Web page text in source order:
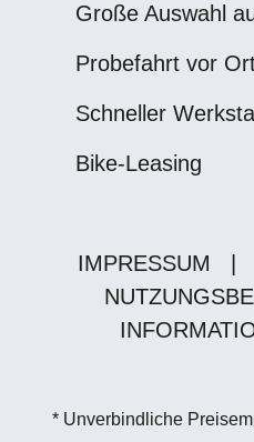
Große Auswahl
Probefahrt vor
Schneller
Bike-Leasing
IMPRESSUM
* Unverbindliche